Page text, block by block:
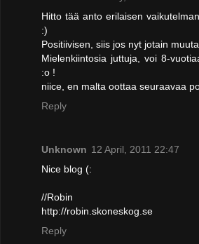
Hitto tää anto erilaisen
:)
Positiivisen, siis jos nyt jotain muuta
Mielenkiintosia juttuja, voi 8-
:o !
niice, en malta oottaa seuraavaa
Reply
Unknown 12 April, 2011 22:47
Nice blog (:
//Robin
http://robin.skoneskog.se
Reply